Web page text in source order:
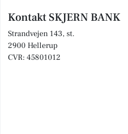
Kontakt SKJERN BANK
Strandvejen 143, st.
2900 Hellerup
CVR: 45801012